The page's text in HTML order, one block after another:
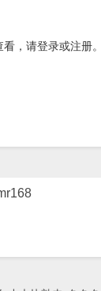
，请登录或注册。